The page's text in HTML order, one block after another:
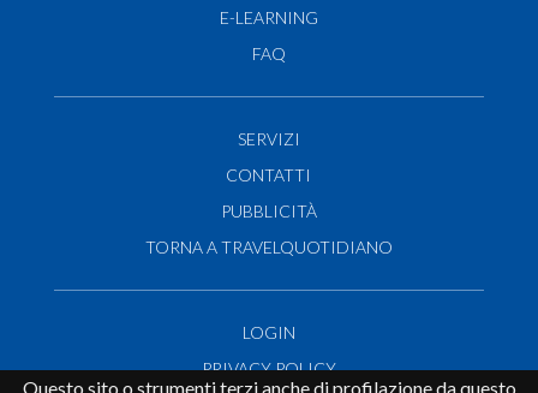
Questo sito o strumenti terzi anche di profilazione da questo
E-LEARNING
FAQ
SERVIZI
CONTATTI
PUBBLICITÀ
TORNA A TRAVELQUOTIDIANO
LOGIN
PRIVACY POLICY